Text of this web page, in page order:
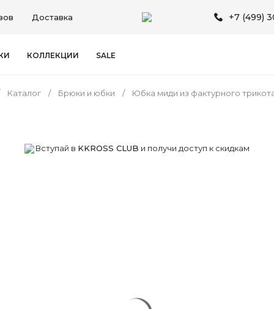
Доставка +7 (499)
КОЛЛЕКЦИИ SALE
Каталог Брюки и юбки Юбка миди из фактурного
Вступай в KKROSS CLUB и получи доступ к скидкам